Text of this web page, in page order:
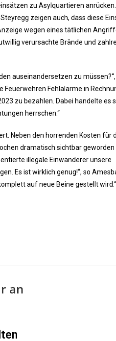
zu Asylquartieren anrücken.
zeigen auch, dass diese
wegen eines tätlichen
verursachte Brände und
auseinandersetzen zu
Fehlalarme in
zu bezahlen. Dabei handelte es
herrschen.“
Neben den horrenden Kosten für
dramatisch sichtbar geworden
illegale Einwanderer unsere
Es ist wirklich genug!“, so
auf neue Beine gestellt wird.“
an